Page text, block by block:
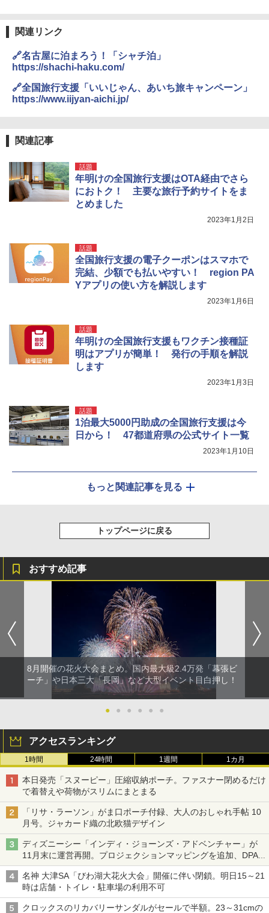
関連リンク
🔗名古屋に泊まろう！「シャチ泊」
https://shachi-haku.com/
🔗全国旅行支援「いいじゃん、あいち旅キャンペーン」
https://www.iijyan-aichi.jp/
関連記事
話題
年明けの全国旅行支援はOTA経由でさら
におトク！ 主要な旅行予約サイトをま
とめました
2023年1月2日
話題
全国旅行支援の電子クーポンはスマホで
完結、少額でも払いやすい！ region PA
Yアプリの使い方を解説します
2023年1月6日
話題
年明けの全国旅行支援もワクチン接種証
明はアプリが簡単！ 発行の手順を解説
します
2023年1月3日
話題
1泊最大5000円助成の全国旅行支援は今
日から！ 47都道府県の公式サイト一覧
2023年1月10日
もっと関連記事を見る
トップページに戻る
おすすめ記事
8月開催の花火大会まとめ。国内最大級2.4万発「幕張ビ
ーチ」や日本三大「長岡」など大型イベント目白押し！
● ● ● ● ● ●
アクセスランキング
1時間 24時間 1週間 1カ月
本日発売「スヌーピー」圧縮収納ポーチ。ファスナー閉めるだけ
で着替えや荷物がスリムにまとまる
「リサ・ラーソン」がま口ポーチ付録、大人のおしゃれ手帖 10
月号。ジャカード織の北欧猫デザイン
ディズニーシー「インディ・ジョーンズ・アドベンチャー」が
11月末に運営再開。プロジェクションマッピングを追加、DPA
は1500円
名神 大津SA「びわ湖大花火大会」開催に伴い閉鎖。明日15～21
時は店舗・トイレ・駐車場の利用不可
クロックスのリカバリーサンダルがセールで半額。23～31cmの